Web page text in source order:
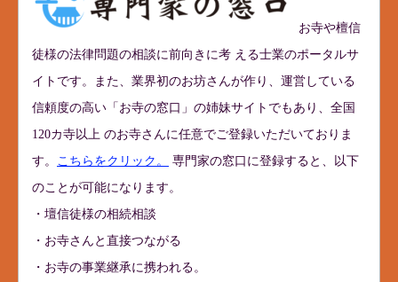
お寺や檀信
徒様の法律問題の相談に前向きに考 える士業のポータルサ
イトです。また、業界初のお坊さんが作り、運営している
信頼度の高い「お寺の窓口」の姉妹サイトでもあり、全国
120カ寺以上 のお寺さんに任意でご登録いただいておりま
す。 こちらをクリック。
専門家の窓口に登録すると、以下
のことが可能になります。
・壇信徒様の相続相談
・お寺さんと直接つながる
・お寺の事業継承に携われる。